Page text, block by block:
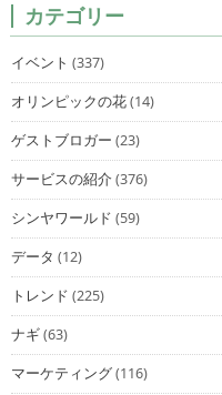
カテゴリー
イベント (337)
オリンピックの花(14)
ゲストブロガー (23)
サービスの紹介(376)
シンヤワールド (59)
データ (12)
トレンド (225)
ナギ(63)
マーケティング(116)